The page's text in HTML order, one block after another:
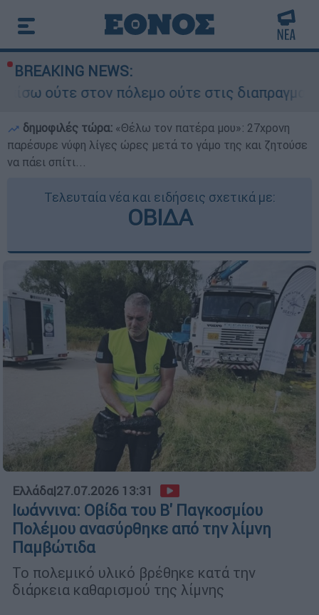
BREAKING NEWS:
πόλεμο ούτε στις διαπραγματεύσεις» - Οι
δημοφιλές τώρα: «Θέλω τον πατέρα μου»: 27χρονη
παρέσυρε νύφη λίγες ώρες μετά το γάμο της και ζητούσε
να πάει σπίτι...
Τελευταία νέα και ειδήσεις σχετικά με:
ΟΒΙΔΑ
Ελλάδα|27.07.2026 13:31
Ιωάννινα: Οβίδα του Β' Παγκοσμίου
Πολέμου ανασύρθηκε από την λίμνη
Παμβώτιδα
Το πολεμικό υλικό βρέθηκε κατά την
διάρκεια καθαρισμού της λίμνης